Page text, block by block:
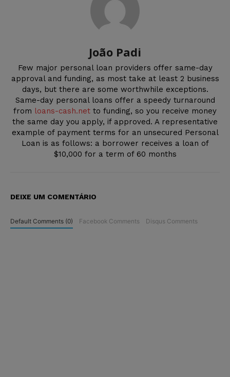
João Padi
Few major personal loan providers offer same-day
approval and funding, as most take at least 2 business
days, but there are some worthwhile exceptions.
Same-day personal loans offer a speedy turnaround
from loans-cash.net to funding, so you receive money
the same day you apply, if approved. A representative
example of payment terms for an unsecured Personal
Loan is as follows: a borrower receives a loan of
$10,000 for a term of 60 months
DEIXE UM COMENTÁRIO
Default Comments (0) Facebook Comments Disqus Comments